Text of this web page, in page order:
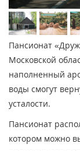
Пансионат
Московской
наполненный
воды смогут
усталости.
Пансионат
котором можно